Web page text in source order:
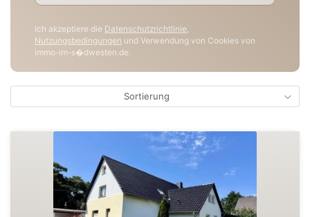
Ich akzeptiere die Datenschutzrichtlinie,
Nutzungsbedingungen und Verwendung von Cookies von
immo-im-s�dwesten.de.
Sortierung